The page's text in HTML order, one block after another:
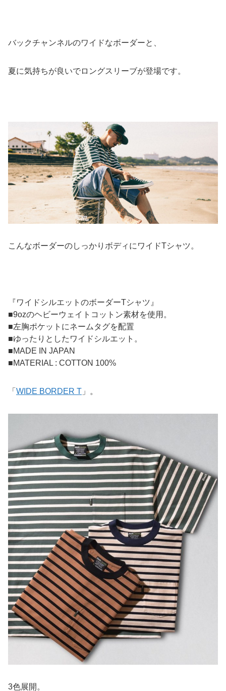
バックチャンネルのワイドなボーダーと、
夏に気持ちが良いでロングスリーブが登場です。
こんなボーダーのしっかりボディにワイドTシャツ。
『ワイドシルエットのボーダーTシャツ』
■9ozのヘビーウェイトコットン素材を使用。
■左胸ポケットにネームタグを配置
■ゆったりとしたワイドシルエット。
■MADE IN JAPAN
■MATERIAL : COTTON 100%
「 WIDE BORDER T 」。
3色展開。